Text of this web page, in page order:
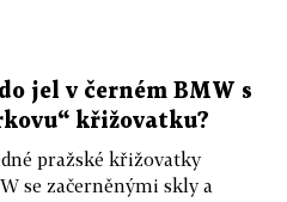
jel v černém BMW s
křižovatku?
pražské křižovatky
se začerněnými skly a